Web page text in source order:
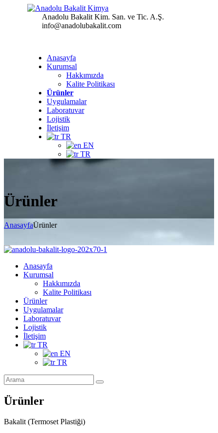
Anadolu Bakalit Kim. San. ve Tic. A.Ş.
info@anadolubakalit.com
Anasayfa
Kurumsal
Hakkımızda
Kalite Politikası
Ürünler
Uygulamalar
Laboratuvar
Lojistik
İletişim
TR
EN
TR
Ürünler
AnasayfaÜrünler
Anasayfa
Kurumsal
Hakkımızda
Kalite Politikası
Ürünler
Uygulamalar
Laboratuvar
Lojistik
İletişim
TR
EN
TR
Ürünler
Bakalit (Termoset Plastiği)